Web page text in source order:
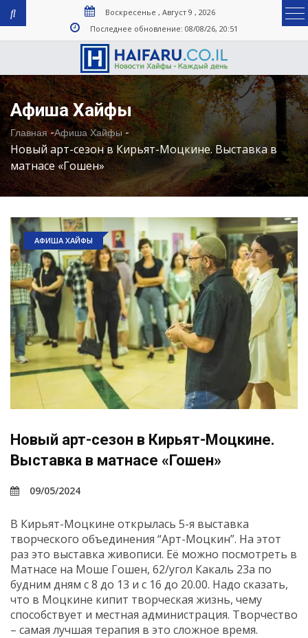
Воскресенье , Август 9 , 2026
Последнее обновление: 08/08/26, 20:51
Афиша Хайфы
Главная-Афиша Хайфы-
Новый арт-сезон в Кирьят-Моцкине. Выставка в
матнасе «Гошен»
АФИША ХАЙФЫ
Новый арт-сезон в Кирьят-Моцкине.
Выставка в матнасе «Гошен»
09/05/2024
В Кирьят-Моцкине открылась 5-я выставка
творческого объединения “Арт-Моцкин”. На этот
раз это выставка живописи. Её можно посмотреть в
Матнасе на Моше Гошен, 62/угол Какаль 23а по
будним дням с 8 до 13 и с 16 до 20.00. Надо сказать,
что в Моцкине кипит творческая жизнь, чему
способствует и местная администрация. Творчество
– самая лучшая терапия в это сложное время.